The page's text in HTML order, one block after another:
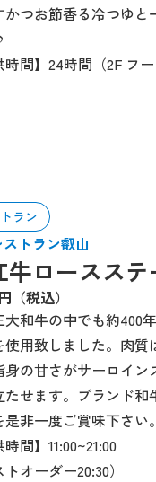
かつお節香る冷つゆと
時間】24時間（2F フー
ラン
ストラン叡山
牛ロースス
（税込）
大和牛の中でも約400
使用致しました。肉質
身の甘さがサーロイン
たせます。ブランド和
是非一度ご賞味下さい。
時間】11:00~21:00
トオーダー20:30）